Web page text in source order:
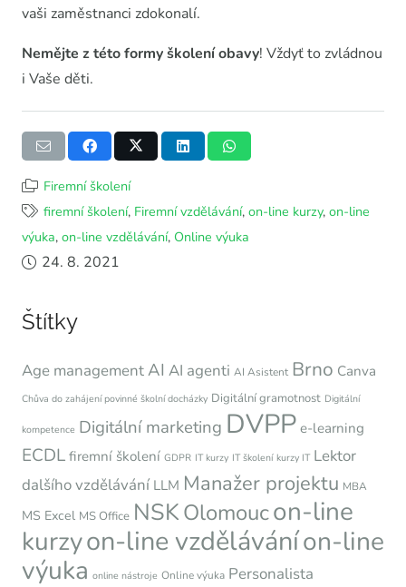
vaši zaměstnanci zdokonalí.
Nemějte z této formy školení obavy! Vždyť to zvládnou
i Vaše děti.
Firemní školení
firemní školení, Firemní vzdělávání, on-line kurzy, on-line
výuka, on-line vzdělávání, Online výuka
24. 8. 2021
Štítky
Age managementAI AI agenti AI Asistent Brno Canva
Chůva do zahájení povinné školní docházky Digitální gramotnost Digitální
kompetence Digitální marketing DVPP e-learning
ECDL firemní školení GDPR IT kurzy IT školení kurzy IT Lektor
dalšího vzdělávání LLM Manažer projektu MBA
MS Excel MS Office NSKOlomoucon-line
kurzyon-line vzděláváníon-line
výuka online nástroje Online výuka Personalista